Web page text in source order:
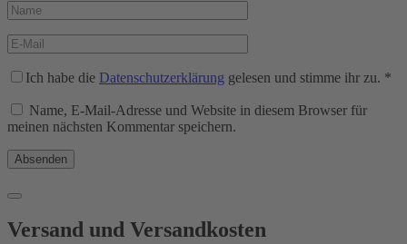
Ich habe die Datenschutzerklärung gelesen und stimme ihr zu. *
Name, E-Mail-Adresse und Website in diesem Browser für
meinen nächsten Kommentar speichern.
Versand und Versandkosten